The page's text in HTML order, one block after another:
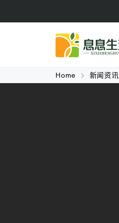
Home 新闻资讯